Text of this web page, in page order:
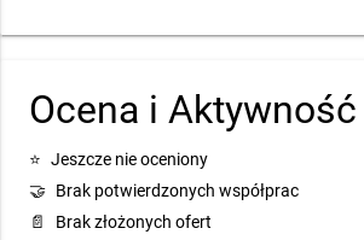
Ocena i Aktywność
⭐ Jeszcze nie oceniony
🤝 Brak potwierdzonych współprac
📄
Brak złożonych ofert